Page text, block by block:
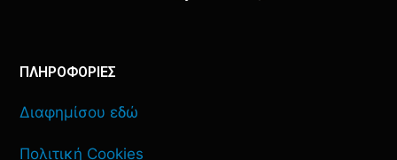
ΠΛΗΡΟΦΟΡΙΕΣ
Διαφημίσου εδώ
Πολιτική Cookies